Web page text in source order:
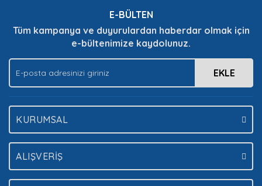
Ürün fiyatı diğer sitelerden daha pahalı.
Bu ürüne benzer farklı alternatifler olmalı.
E-BÜLTEN
Tüm kampanya ve duyurulardan haberdar olmak için
e-bültenimize kaydolunuz.
EKLE
KURUMSAL
ALIŞVERİŞ